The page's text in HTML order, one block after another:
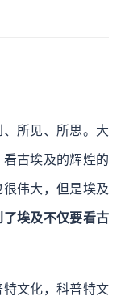
所见、所思。大
古埃及的辉煌的
伟大，但是埃及
了埃及不仅要看古
文化，科普特文